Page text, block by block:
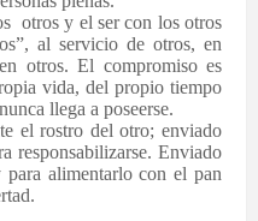
otros y el ser con los otros
al servicio de otros, en
otros. El compromiso es
vida, del propio tiempo
llega a poseerse.
el rostro del otro; enviado
responsabilizarse. Enviado
alimentarlo con el pan